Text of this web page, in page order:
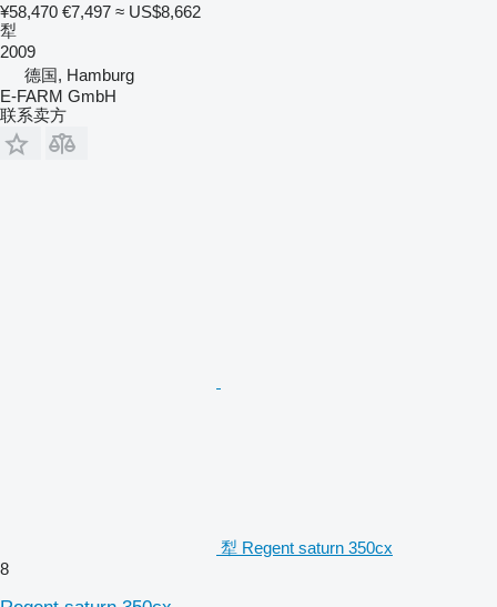
¥58,470 €7,497 ≈ US$8,662
犁
2009
德国, Hamburg
E-FARM GmbH
联系卖方
犁 Regent saturn 350cx
8